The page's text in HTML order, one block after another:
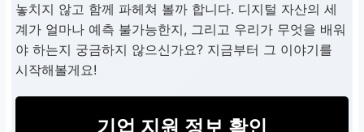
놓치지 않고 함께 파헤쳐 볼까 합니다. 디지털 자산의 세
계가 얼마나 예측 불가능한지, 그리고 우리가 무엇을 배워
야 하는지 궁금하지 않으신가요? 지금부터 그 이야기를
시작해볼게요!
기업 지원 정보 확인